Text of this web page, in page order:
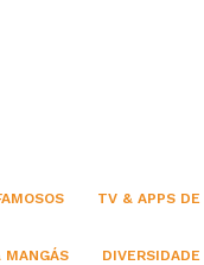
TV & APPS
MANGÁS